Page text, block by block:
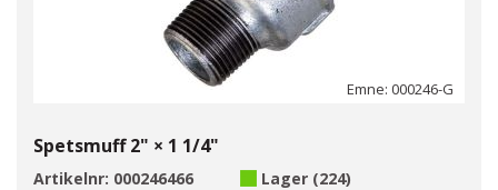
Emne: 000246-G
Spetsmuff 2" × 1 1/4"
Artikelnr: 000246466
Lager (224)